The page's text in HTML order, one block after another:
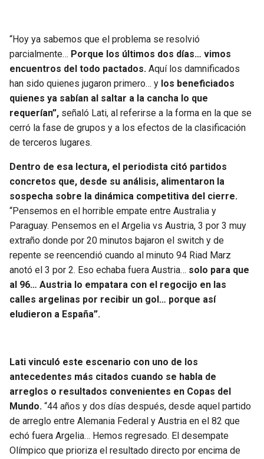
“Hoy ya sabemos que el problema se resolvió
parcialmente… Porque los últimos dos días… vimos
encuentros del todo pactados. Aquí los damnificados
han sido quienes jugaron primero… y los beneficiados
quienes ya sabían al saltar a la cancha lo que
requerían”, señaló Lati, al referirse a la forma en la que se
cerró la fase de grupos y a los efectos de la clasificación
de terceros lugares.
Dentro de esa lectura, el periodista citó partidos
concretos que, desde su análisis, alimentaron la
sospecha sobre la dinámica competitiva del cierre.
“Pensemos en el horrible empate entre Australia y
Paraguay. Pensemos en el Argelia vs Austria, 3 por 3 muy
extraño donde por 20 minutos bajaron el switch y de
repente se reencendió cuando al minuto 94 Riad Marz
anotó el 3 por 2. Eso echaba fuera Austria… solo para que
al 96… Austria lo empatara con el regocijo en las
calles argelinas por recibir un gol… porque así
eludieron a España”.
Lati vinculó este escenario con uno de los
antecedentes más citados cuando se habla de
arreglos o resultados convenientes en Copas del
Mundo. “44 años y dos días después, desde aquel partido
de arreglo entre Alemania Federal y Austria en el 82 que
echó fuera Argelia… Hemos regresado. El desempate
Olímpico que prioriza el resultado directo por encima de